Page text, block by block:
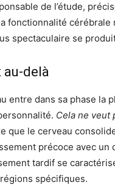
de l’étude,
fonctionnalité cérébrale
spectaculaire se
au-delà
entre dans sa phase
Cela ne veut
que le cerveau
précoce avec
tardif se
spécifiques.